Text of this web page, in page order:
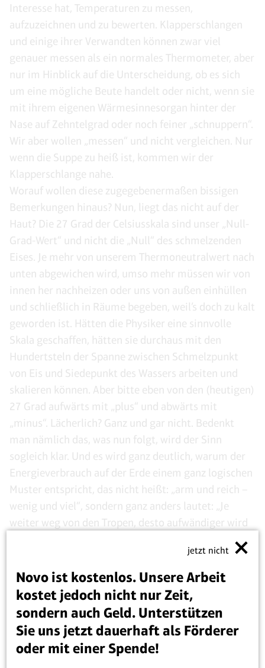
Interesse hat, Temperaturen zu messen,
aufzuzeichnen und zu bewerten. Klapperschlangen
und einige ihrer Verwandten können zwar viel
genauer messen als ein normales Thermometer, aber
nur im Hinblick auf die Unterscheidung, ob es sich
um eine mögliche Beute handelt oder nicht, wenn sie
mit ihrem eigenen Wärmesinnesorgan hinter der
Nase auf Zehntelgrad oder noch feiner „schnuppern“.
Wir aber wollen „messen“ und nicht vergleichen. Nur
wenn die Suppe zu heiß ist, kommen wir der
Klapperschlange nahe.
Worauf wollen diese zugegebenermaßen bissigen
Bemerkungen hinaus? Nun, liegt das nicht auf der
Haut? Die 27 Grad der Celsiusskala sind unser „Null-
Grad-Wert“ und nicht die „Null“ des schmelzenden
Eises. Je mehr von unserem Thermoneutralwert nach
unten abgewichen wird, umso mehr müssen wir von
innen her nachheizen oder uns von außen einhüllen
und schließlich in Räume begeben, weil’s doch zu kalt
geworden ist. Hätten die Physiker eine sinnvolle
Skala geschaffen, hätten sie durchaus mit den
Hundertsteln der Spanne zwischen Schmelzpunkt
von Eis und Siedepunkt des Wassers arbeiten und
skalieren können. Aber bitte eben von den (heutigen)
27 Grad aufwärts mit „plus“ und abwärts mit
„minus“. Lächerlich? Ganz und gar nicht. Bedenkt
man nämlich das, was nun folgt, wird der Sinn
sogleich klar. Und es wird ganz deutlich, warum der
Energieverbrauch auf der Erde einem ganz logischen
Muster entspricht, das nicht heißt: „arm und reich –
wenig und viel“, sondern ganz anders lautet: „Je
weiter weg von den Tropen, desto aufwändiger wird
„Am besten könnten wir Energie sparen, wenn die
Winter wärmer, erheblich wärmer würden.“
jetzt nicht
Novo ist kostenlos. Unsere Arbeit
kostet jedoch nicht nur Zeit,
sondern auch Geld. Unterstützen
Sie uns jetzt dauerhaft als Förderer
oder mit einer Spende!